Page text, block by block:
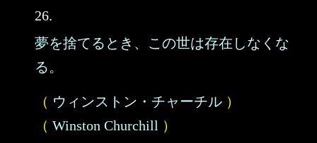
26.
夢を捨てるとき、この世は存在しなくな
る。
（ ウィンストン・チャーチル ）
（ Winston Churchill ）